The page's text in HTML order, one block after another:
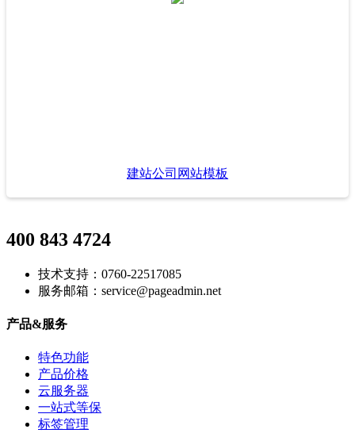
建站公司网站模板
400 843 4724
技术支持：0760-22517085
服务邮箱：service@pageadmin.net
产品&服务
特色功能
产品价格
云服务器
一站式等保
标签管理